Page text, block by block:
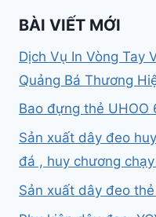
BÀI VIẾT MỚI
Dịch Vụ In Vòng Tay
Quảng Bá Thương
Bao đựng thẻ UHOO
Sản xuất dây đeo
đá , huy chương
Sản xuất dây đeo